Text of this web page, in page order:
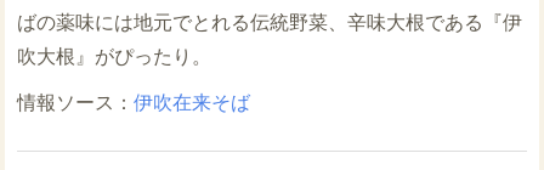
ばの薬味には地元でとれる伝統野菜、辛味大根である『伊
吹大根』がぴったり。
伊吹在来そば